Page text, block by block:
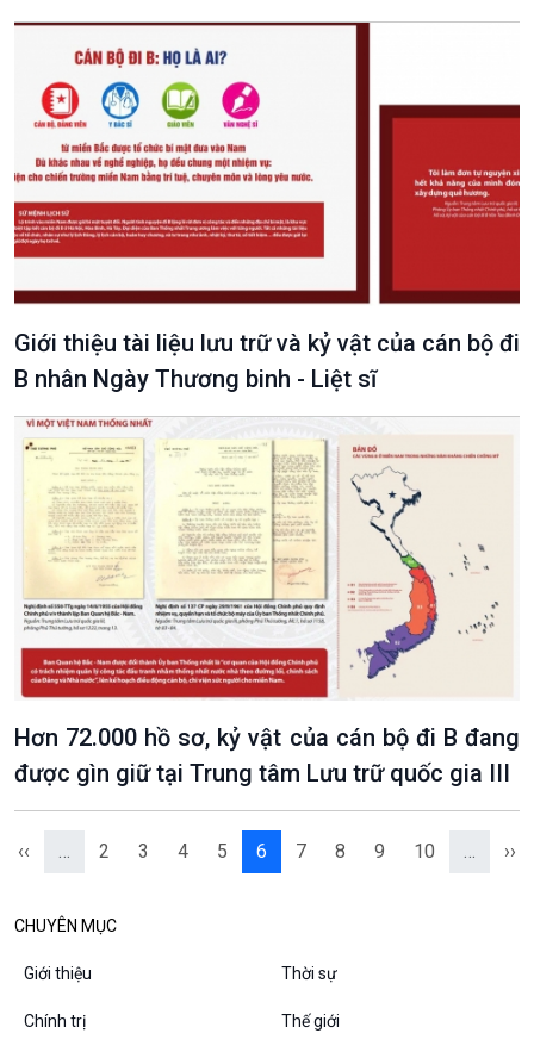
VOV1 đặc biệt
Thanh âm ký sự
Chân dung cuộc sống
Các chương trình đặc biệt
Giới thiệu tài liệu lưu trữ và kỷ vật của cán bộ đi
B nhân Ngày Thương binh - Liệt sĩ
Hơn 72.000 hồ sơ, kỷ vật của cán bộ đi B đang
được gìn giữ tại Trung tâm Lưu trữ quốc gia III
‹‹ … 2 3 4 5 6 7 8 9 10 … ››
CHUYÊN MỤC
Giới thiệu Thời sự
Chính trị Thế giới